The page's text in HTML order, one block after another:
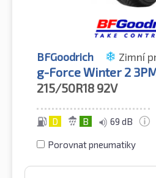
BFGoodrich Zimní
g-Force Winter 2
215/50R18 92V
D B 69 dB
Porovnat pneumatiky